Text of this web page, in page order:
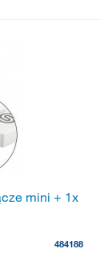
mini + 1x
484188